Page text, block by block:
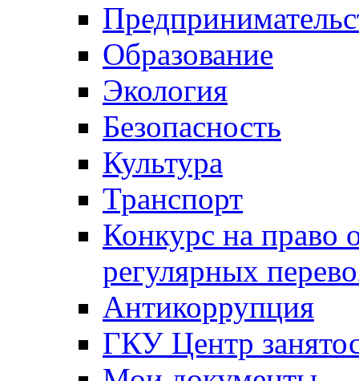
Образование
Экология
Безопасность
Культура
Транспорт
Конкурс на право
регулярных
Антикоррупция
ГКУ Центр